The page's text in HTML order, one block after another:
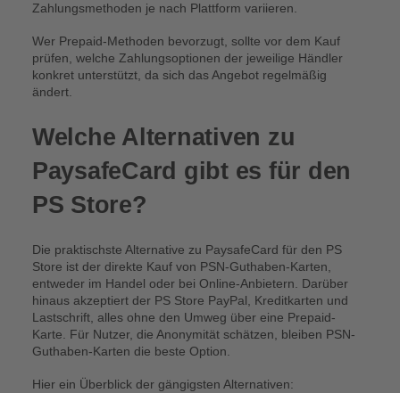
Zahlungsmethoden je nach Plattform variieren.
Wer Prepaid-Methoden bevorzugt, sollte vor dem Kauf
prüfen, welche Zahlungsoptionen der jeweilige Händler
konkret unterstützt, da sich das Angebot regelmäßig
ändert.
Welche Alternativen zu
PaysafeCard gibt es für den
PS Store?
Die praktischste Alternative zu PaysafeCard für den PS
Store ist der direkte Kauf von PSN-Guthaben-Karten,
entweder im Handel oder bei Online-Anbietern. Darüber
hinaus akzeptiert der PS Store PayPal, Kreditkarten und
Lastschrift, alles ohne den Umweg über eine Prepaid-
Karte. Für Nutzer, die Anonymität schätzen, bleiben PSN-
Guthaben-Karten die beste Option.
Hier ein Überblick der gängigsten Alternativen: